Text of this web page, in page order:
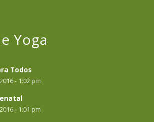
Yoga
Todos
- 1:02 pm
- 1:01 pm